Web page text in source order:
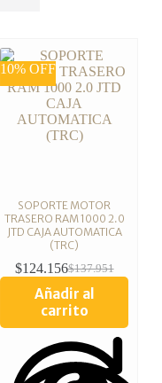
10% OFF
SOPORTE MOTOR
TRASERO RAM 1000 2.0
JTD CAJA AUTOMATICA
(TRC)
$137.951
$124.156
Añadir al
carrito